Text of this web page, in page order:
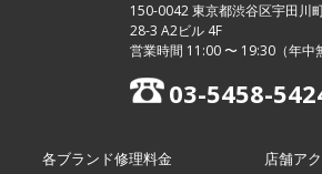
150-0042 東京都渋谷区宇田川
28-3 A2ビル 4F
営業時間 11:00 〜 19:30（年中
03-5458-
各ブランド修理料金
店舗ア